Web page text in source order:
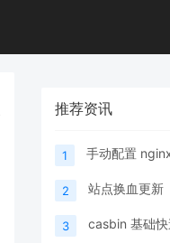
推荐资讯
1 手动配置
2 站点换血更新
3 casbin 基础